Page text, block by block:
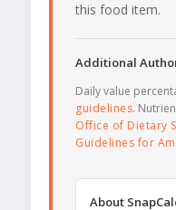
this food item.
Additional
Daily value
guidelines.
Office of Dietary
Guidelines for
About